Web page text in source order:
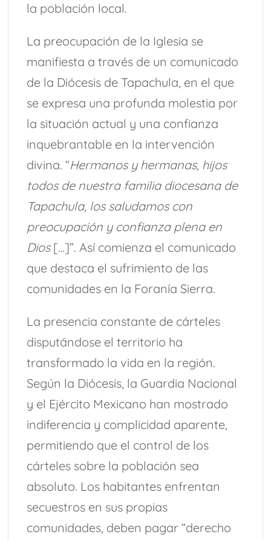
la población local.
La preocupación de la Iglesia se
manifiesta a través de un comunicado
de la Diócesis de Tapachula, en el que
se expresa una profunda molestia por
la situación actual y una confianza
inquebrantable en la intervención
divina. “Hermanos y hermanas, hijos
todos de nuestra familia diocesana de
Tapachula, los saludamos con
preocupación y confianza plena en
Dios[…]”. Así comienza el comunicado
que destaca el sufrimiento de las
comunidades en la Foranía Sierra.
La presencia constante de cárteles
disputándose el territorio ha
transformado la vida en la región.
Según la Diócesis, la Guardia Nacional
y el Ejército Mexicano han mostrado
indiferencia y complicidad aparente,
permitiendo que el control de los
cárteles sobre la población sea
absoluto. Los habitantes enfrentan
secuestros en sus propias
comunidades, deben pagar “derecho